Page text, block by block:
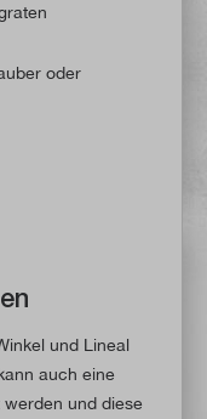
oder
und Lineal
auch eine
und diese